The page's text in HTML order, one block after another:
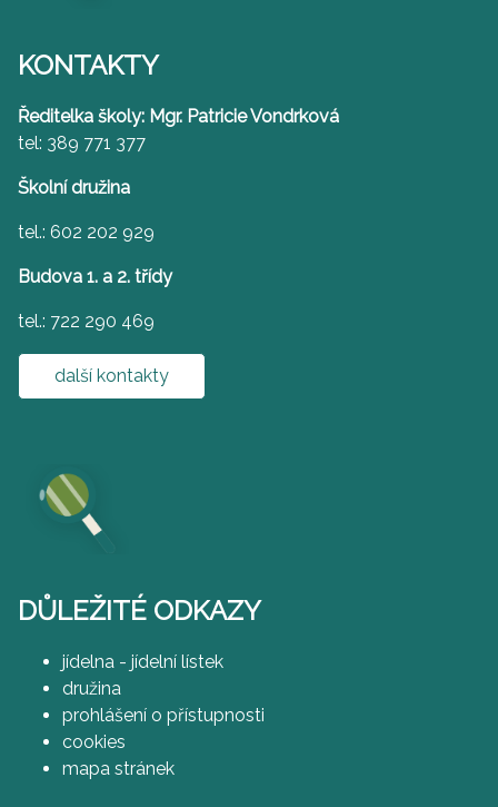
KONTAKTY
Ředitelka školy: Mgr. Patricie Vondrková
tel: 389 771 377
Školní družina
tel.: 602 202 929
Budova 1. a 2. třídy
tel.: 722 290 469
další kontakty
DŮLEŽITÉ ODKAZY
jídelna - jídelní lístek
družina
prohlášení o přístupnosti
cookies
mapa stránek